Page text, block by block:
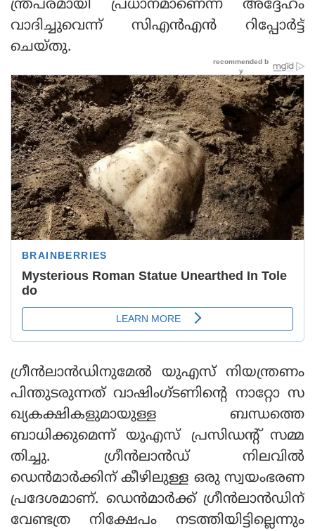
ന്ത്രപരമായി പ്രധാനമാണെന്ന് അദ്ദേഹം
വാദിച്ചുവെന്ന് സിഎന്‍എന്‍ റിപ്പോര്‍ട്ട്
ചെയ്തു.
ഗ്രീന്‍ലാന്‍ഡിനുമേല്‍ യുഎസ് നിയന്ത്രണം
പിന്തുടരുന്നത് വാഷിംഗ്ടണിന്റെ നാറ്റോ സ
ഖ്യകക്ഷികളുമായുള്ള ബന്ധത്തെ
ബാധിക്കുമെന്ന് യുഎസ് പ്രസിഡന്റ് സമ്മ
തിച്ചു. ഗ്രീന്‍ലാന്‍ഡ് നിലവില്‍
ഡെന്‍മാര്‍ക്കിന് കീഴിലുള്ള ഒരു സ്വയംഭരണ
പ്രദേശമാണ്. ഡെന്‍മാര്‍ക്ക് ഗ്രീന്‍ലാന്‍ഡിന്
വേണ്ടത്ര നിക്ഷേപം നടത്തിയിട്ടില്ലെന്നും